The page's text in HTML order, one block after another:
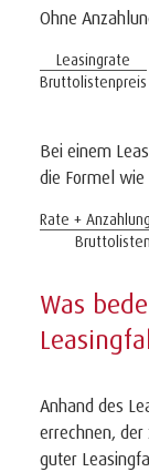
Ohne
Leasingrate
Bruttolistenpreis
Bei einem
die Formel
Rate +
Was
Anhand des
errechnen, der
guter